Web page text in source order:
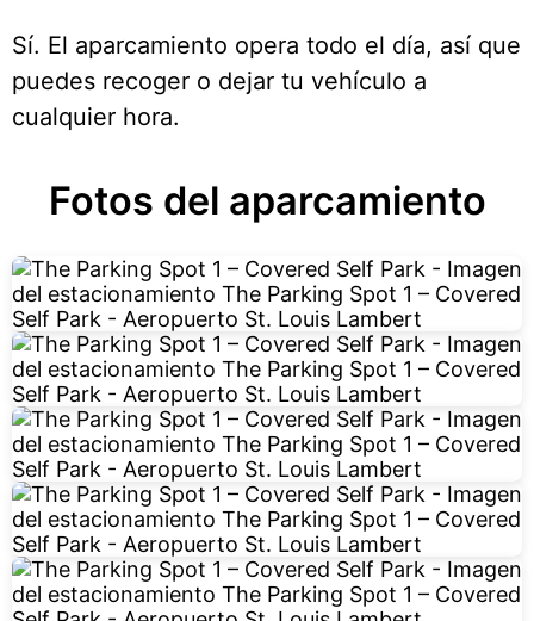
Sí. El aparcamiento opera todo el día, así que
puedes recoger o dejar tu vehículo a
cualquier hora.
Fotos del aparcamiento